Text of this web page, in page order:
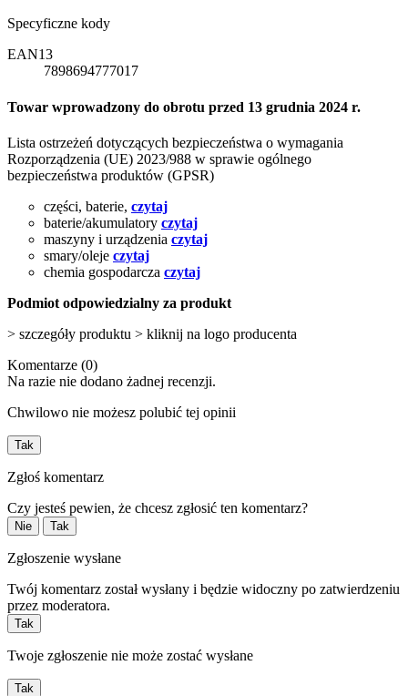
Specyficzne kody
EAN13
7898694777017
Towar wprowadzony do obrotu przed 13 grudnia 2024 r.
Lista ostrzeżeń dotyczących bezpieczeństwa o wymagania
Rozporządzenia (UE) 2023/988 w sprawie ogólnego
bezpieczeństwa produktów (GPSR)
części, baterie, czytaj
baterie/akumulatory czytaj
maszyny i urządzenia czytaj
smary/oleje czytaj
chemia gospodarcza czytaj
Podmiot odpowiedzialny za produkt
> szczegóły produktu > kliknij na logo producenta
Komentarze (0)
Na razie nie dodano żadnej recenzji.
Chwilowo nie możesz polubić tej opinii
Tak
Zgłoś komentarz
Czy jesteś pewien, że chcesz zgłosić ten komentarz?
Nie Tak
Zgłoszenie wysłane
Twój komentarz został wysłany i będzie widoczny po zatwierdzeniu
przez moderatora.
Tak
Twoje zgłoszenie nie może zostać wysłane
Tak